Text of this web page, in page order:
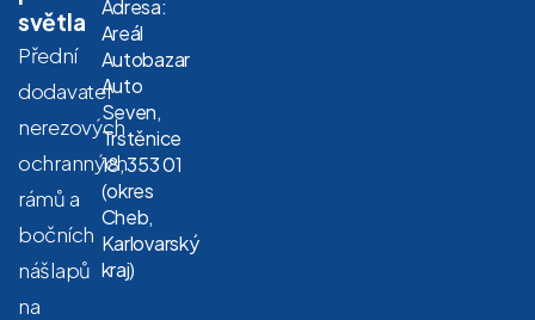
světla
Přední
dodavatel
nerezových
ochranných
rámů a
bočních
nášlapů
na
Adresa:
Areál
Autobazar
Auto
Seven,
Trstěnice
18, 353 01
(okres
Cheb,
Karlovarský
kraj)